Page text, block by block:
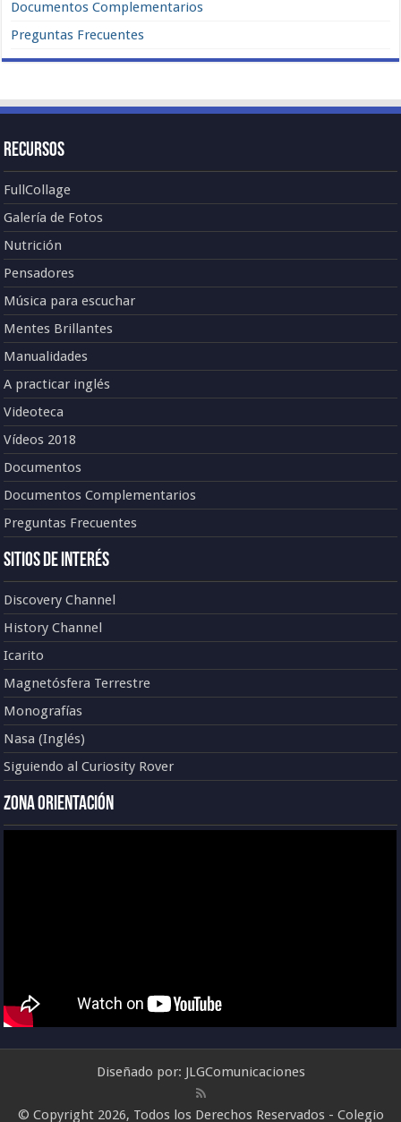
Documentos Complementarios
Preguntas Frecuentes
Recursos
FullCollage
Galería de Fotos
Nutrición
Pensadores
Música para escuchar
Mentes Brillantes
Manualidades
A practicar inglés
Videoteca
Vídeos 2018
Documentos
Documentos Complementarios
Preguntas Frecuentes
Sitios de Interés
Discovery Channel
History Channel
Icarito
Magnetósfera Terrestre
Monografías
Nasa (Inglés)
Siguiendo al Curiosity Rover
Zona Orientación
Diseñado por: JLGComunicaciones
© Copyright 2026, Todos los Derechos Reservados - Colegio